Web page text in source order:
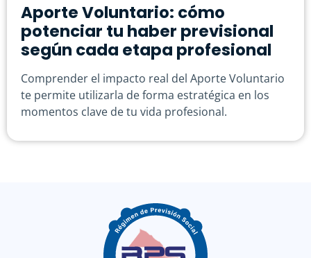
Aporte Voluntario: cómo
potenciar tu haber previsional
según cada etapa profesional
Comprender el impacto real del Aporte Voluntario
te permite utilizarla de forma estratégica en los
momentos clave de tu vida profesional.